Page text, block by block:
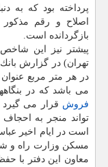
پرداخته بود كه به
بازگردانده است.
در هر متر مربع
می باشد كه در
فروش قرار می
تواند منجر به
است در ایام اخیر
مسكن وزارت راه و
معاون این دفتر با